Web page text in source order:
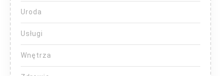
Uroda
Usługi
Wnętrza